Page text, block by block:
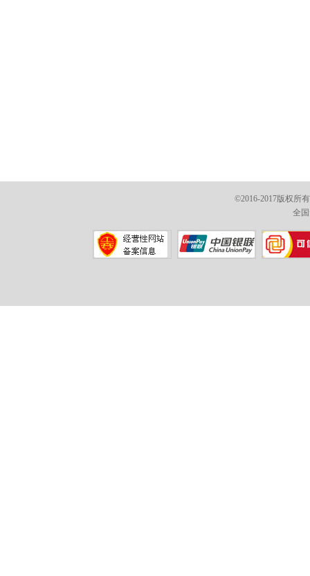
©2016-2017版权所
全